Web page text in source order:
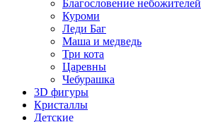
Благословение небожителей
Куроми
Леди Баг
Маша и медведь
Три кота
Царевны
Чебурашка
3D фигуры
Кристаллы
Детские